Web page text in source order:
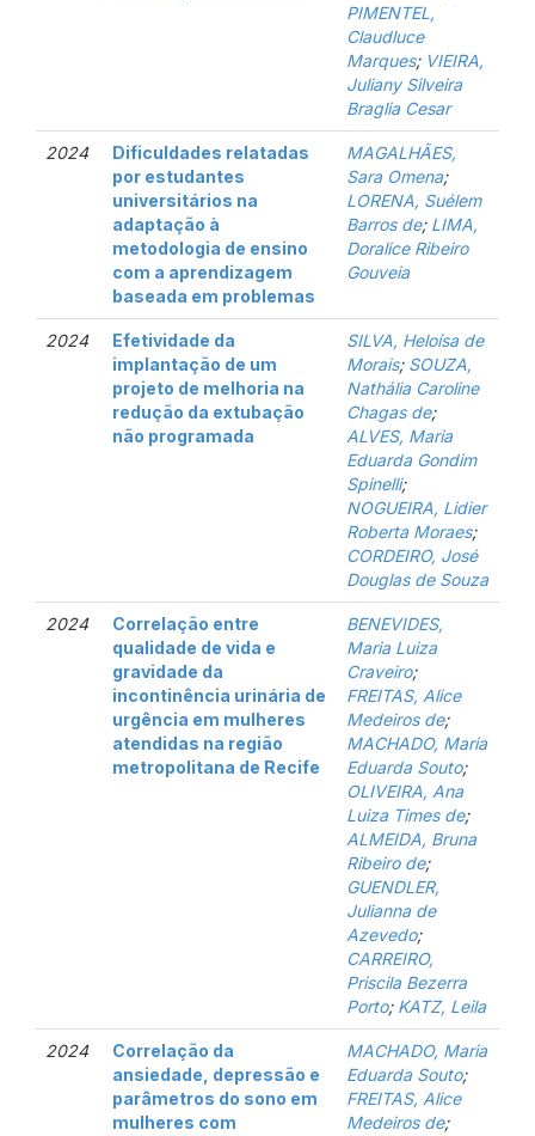
PIMENTEL,
Claudluce
Marques; VIEIRA,
Juliany Silveira
Braglia Cesar
2024
Dificuldades relatadas
por estudantes
universitários na
adaptação à
metodologia de ensino
com a aprendizagem
baseada em problemas
MAGALHÃES,
Sara Omena;
LORENA, Suélem
Barros de; LIMA,
Doralice Ribeiro
Gouveia
2024
Efetividade da
implantação de um
projeto de melhoria na
redução da extubação
não programada
SILVA, Heloísa de
Morais; SOUZA,
Nathália Caroline
Chagas de;
ALVES, Maria
Eduarda Gondim
Spinelli;
NOGUEIRA, Lidier
Roberta Moraes;
CORDEIRO, José
Douglas de Souza
2024
Correlação entre
qualidade de vida e
gravidade da
incontinência urinária de
urgência em mulheres
atendidas na região
metropolitana de Recife
BENEVIDES,
Maria Luiza
Craveiro;
FREITAS, Alice
Medeiros de;
MACHADO, Maria
Eduarda Souto;
OLIVEIRA, Ana
Luiza Times de;
ALMEIDA, Bruna
Ribeiro de;
GUENDLER,
Julianna de
Azevedo;
CARREIRO,
Priscila Bezerra
Porto; KATZ, Leila
2024
Correlação da
ansiedade, depressão e
parâmetros do sono em
mulheres com
MACHADO, Maria
Eduarda Souto;
FREITAS, Alice
Medeiros de;